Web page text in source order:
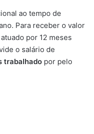
ao tempo de
Para receber o valor
por 12 meses
o salário de
trabalhado por pelo